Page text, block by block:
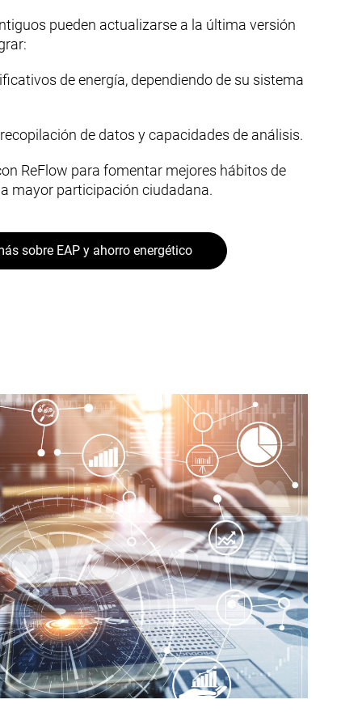
pueden actualizarse a la última versión
de energía, dependiendo de su sistema
de datos y capacidades de análisis.
ReFlow para fomentar mejores hábitos de
mayor participación ciudadana.
sobre EAP y ahorro energético